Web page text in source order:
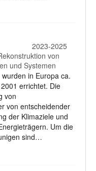
2023-2025
von
und Systemen
in Europa ca.
errichtet. Die
von
von entscheidender
der Klimaziele und
Um die
sind…